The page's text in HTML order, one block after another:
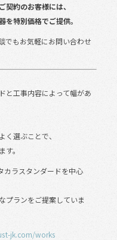
契約のお客様には、
特別価格でご提供。
でもお気軽にお問い合わせ
と工事内容によって幅があ
選ぶことで、
。
カラスタンダードを中心
プランをご提案していま
jk.com/works